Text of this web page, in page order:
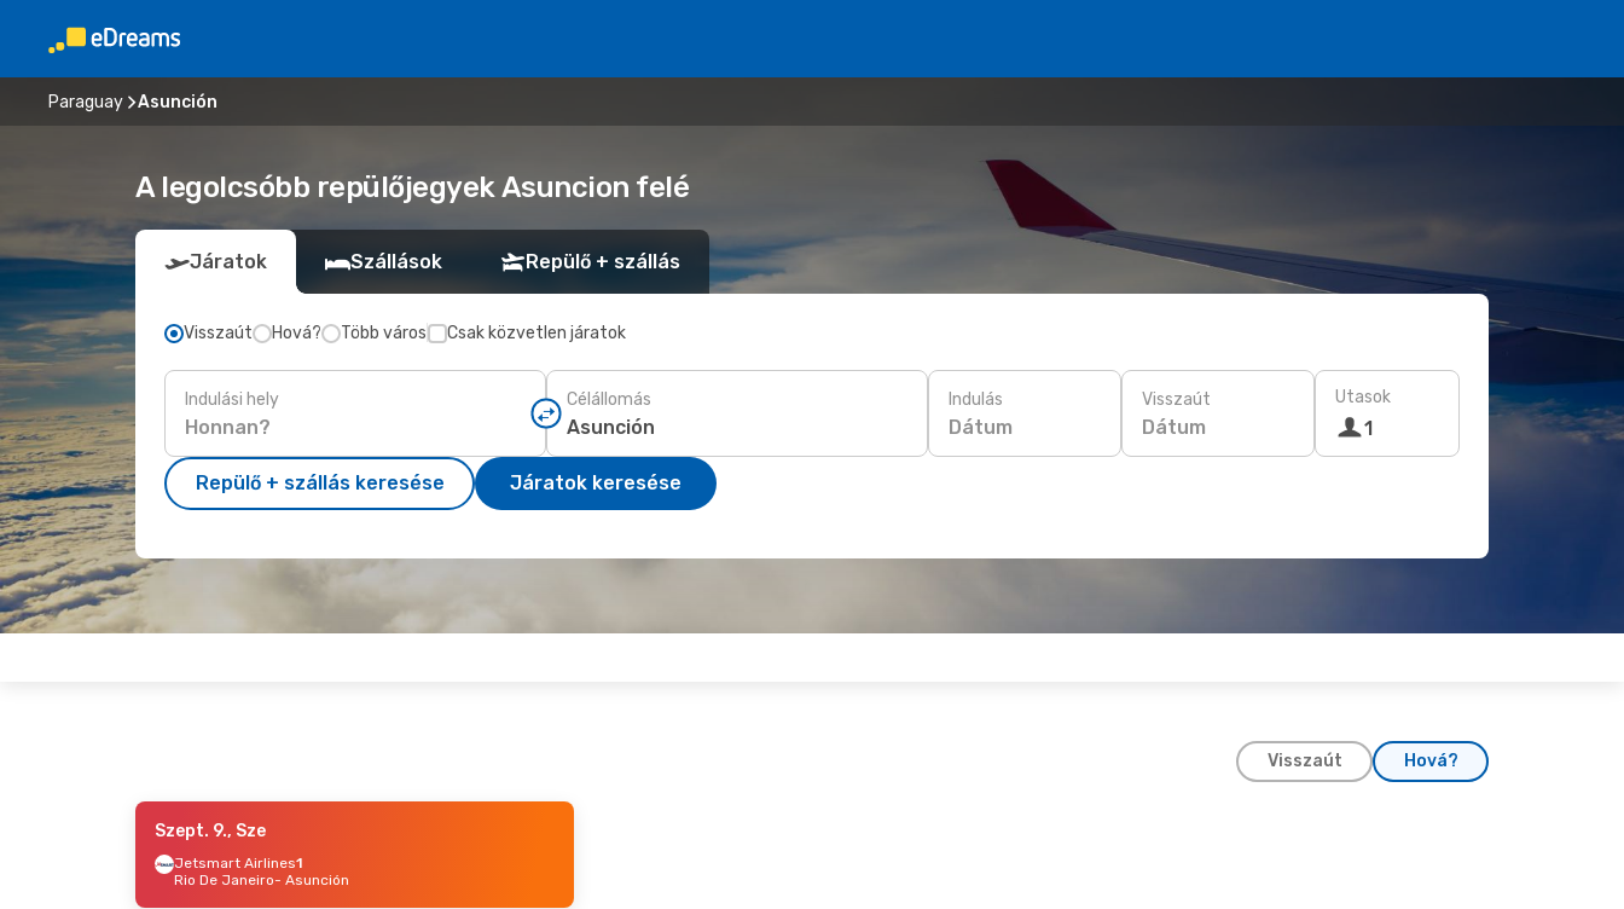
Paraguay Asunción
A legolcsóbb repülőjegyek Asuncion felé
Járatok Szállások Repülő + szállás
Visszaút Hová? Több város Csak közvetlen járatok
Indulási hely Célállomás Indulás
Dátum
Visszaút
Dátum
Utasok
1
Repülő + szállás keresése Járatok keresése
Visszaút Hová?
- Szept. 14., H
- Asunción
- Asunción
Szept. 9., Sze
Jetsmart Airlines1
Rio De Janeiro- Asunción